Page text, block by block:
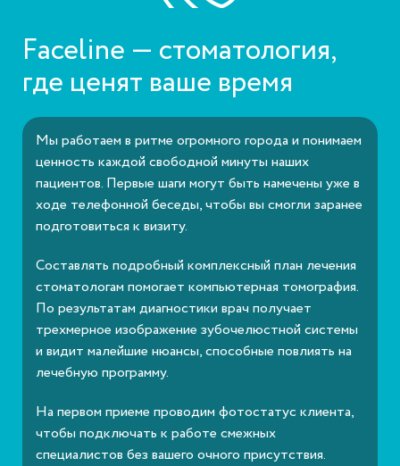
Faceline — стоматология,
где ценят ваше время
Мы работаем в ритме огромного города и понимаем
ценность каждой свободной минуты наших
пациентов. Первые шаги могут быть намечены уже в
ходе телефонной беседы, чтобы вы смогли заранее
подготовиться к визиту.
Составлять подробный комплексный план лечения
стоматологам помогает компьютерная томография.
По результатам диагностики врач получает
трехмерное изображение зубочелюстной системы
и видит малейшие нюансы, способные повлиять на
лечебную программу.
На первом приеме проводим фотостатус клиента,
чтобы подключать к работе смежных
специалистов без вашего очного присутствия.